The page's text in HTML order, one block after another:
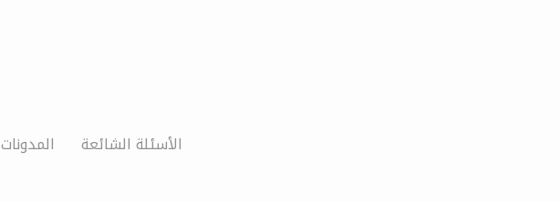
المدونات الأسئلة الشائعة